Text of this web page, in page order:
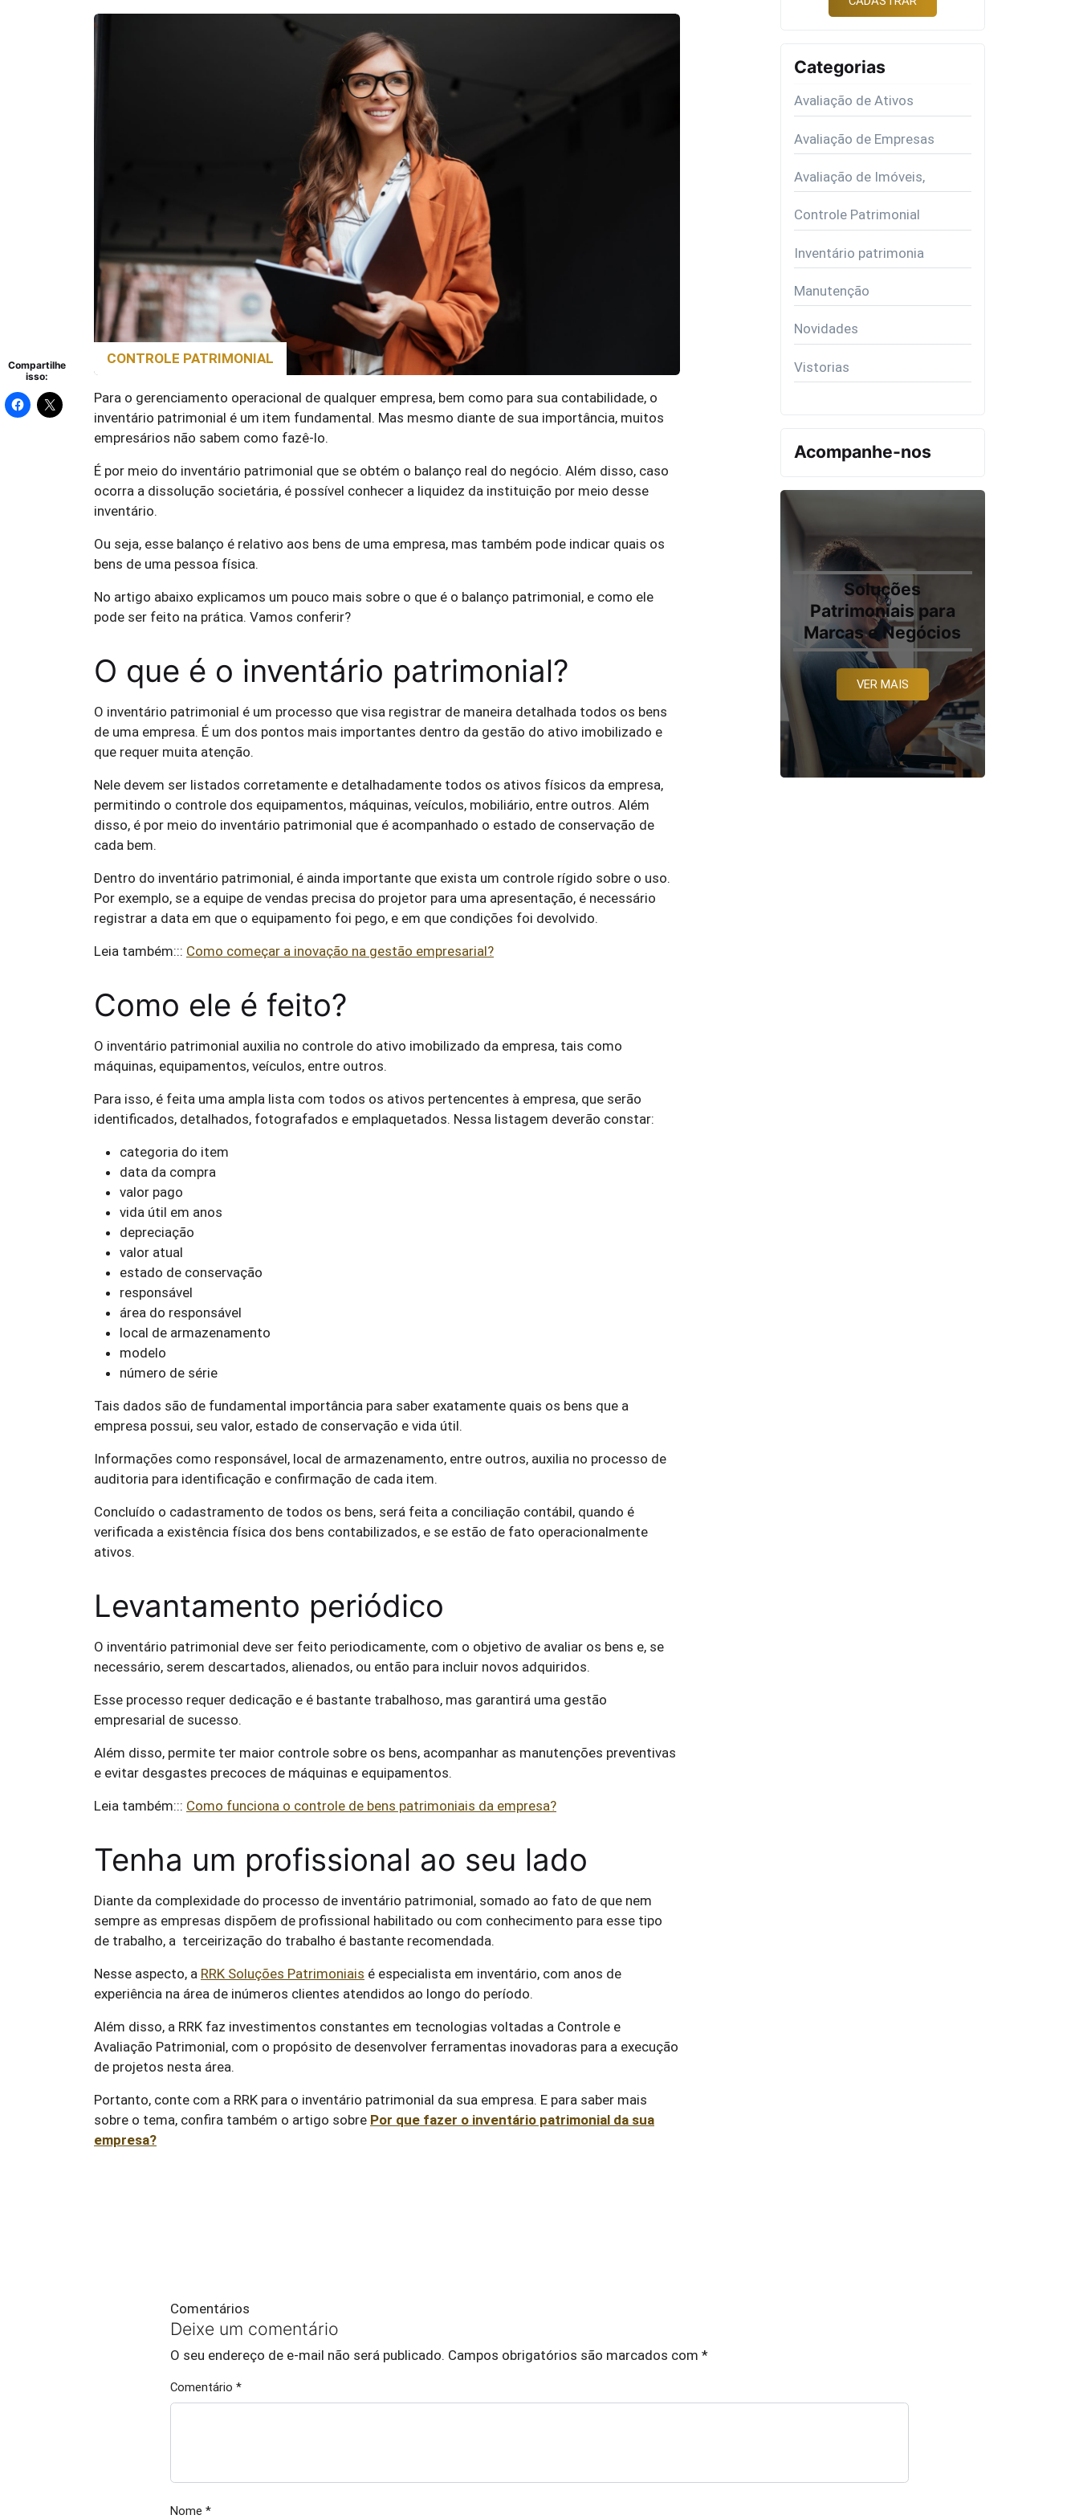
Compartilhe
isso:
CONTROLE PATRIMONIAL
Para o gerenciamento operacional de qualquer empresa, bem como para sua contabilidade, o
inventário patrimonial é um item fundamental. Mas mesmo diante de sua importância, muitos
empresários não sabem como fazê-lo.
É por meio do inventário patrimonial que se obtém o balanço real do negócio. Além disso, caso
ocorra a dissolução societária, é possível conhecer a liquidez da instituição por meio desse
inventário.
Ou seja, esse balanço é relativo aos bens de uma empresa, mas também pode indicar quais os
bens de uma pessoa física.
No artigo abaixo explicamos um pouco mais sobre o que é o balanço patrimonial, e como ele
pode ser feito na prática. Vamos conferir?
O que é o inventário patrimonial?
O inventário patrimonial é um processo que visa registrar de maneira detalhada todos os bens
de uma empresa. É um dos pontos mais importantes dentro da gestão do ativo imobilizado e
que requer muita atenção.
Nele devem ser listados corretamente e detalhadamente todos os ativos físicos da empresa,
permitindo o controle dos equipamentos, máquinas, veículos, mobiliário, entre outros. Além
disso, é por meio do inventário patrimonial que é acompanhado o estado de conservação de
cada bem.
Dentro do inventário patrimonial, é ainda importante que exista um controle rígido sobre o uso.
Por exemplo, se a equipe de vendas precisa do projetor para uma apresentação, é necessário
registrar a data em que o equipamento foi pego, e em que condições foi devolvido.
Leia também::: Como começar a inovação na gestão empresarial?
Como ele é feito?
O inventário patrimonial auxilia no controle do ativo imobilizado da empresa, tais como
máquinas, equipamentos, veículos, entre outros.
Para isso, é feita uma ampla lista com todos os ativos pertencentes à empresa, que serão
identificados, detalhados, fotografados e emplaquetados. Nessa listagem deverão constar:
categoria do item
data da compra
valor pago
vida útil em anos
depreciação
valor atual
estado de conservação
responsável
área do responsável
local de armazenamento
modelo
número de série
Tais dados são de fundamental importância para saber exatamente quais os bens que a
empresa possui, seu valor, estado de conservação e vida útil.
Informações como responsável, local de armazenamento, entre outros, auxilia no processo de
auditoria para identificação e confirmação de cada item.
Concluído o cadastramento de todos os bens, será feita a conciliação contábil, quando é
verificada a existência física dos bens contabilizados, e se estão de fato operacionalmente
ativos.
Levantamento periódico
O inventário patrimonial deve ser feito periodicamente, com o objetivo de avaliar os bens e, se
necessário, serem descartados, alienados, ou então para incluir novos adquiridos.
Esse processo requer dedicação e é bastante trabalhoso, mas garantirá uma gestão
empresarial de sucesso.
Além disso, permite ter maior controle sobre os bens, acompanhar as manutenções preventivas
e evitar desgastes precoces de máquinas e equipamentos.
Leia também::: Como funciona o controle de bens patrimoniais da empresa?
Tenha um profissional ao seu lado
Diante da complexidade do processo de inventário patrimonial, somado ao fato de que nem
sempre as empresas dispõem de profissional habilitado ou com conhecimento para esse tipo
de trabalho, a terceirização do trabalho é bastante recomendada.
Nesse aspecto, a RRK Soluções Patrimoniais é especialista em inventário, com anos de
experiência na área de inúmeros clientes atendidos ao longo do período.
Além disso, a RRK faz investimentos constantes em tecnologias voltadas a Controle e
Avaliação Patrimonial, com o propósito de desenvolver ferramentas inovadoras para a execução
de projetos nesta área.
Portanto, conte com a RRK para o inventário patrimonial da sua empresa. E para saber mais
sobre o tema, confira também o artigo sobre Por que fazer o inventário patrimonial da sua
empresa?
Categorias
Avaliação de Ativos
Avaliação de Empresas
Avaliação de Imóveis,
Controle Patrimonial
Inventário patrimonia
Manutenção
Novidades
Vistorias
Acompanhe-nos
Soluções
Patrimoniais para
Marcas e Negócios
VER MAIS
Comentários
Deixe um comentário
O seu endereço de e-mail não será publicado. Campos obrigatórios são marcados com *
Comentário *
Nome *